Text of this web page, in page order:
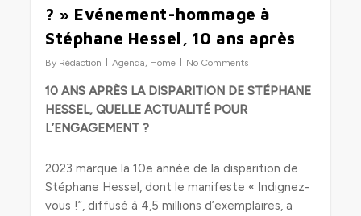
? » Evénement-hommage à
Stéphane Hessel, 10 ans après
By Rédaction Agenda, Home No Comments
10 ANS APRÈS LA DISPARITION DE STÉPHANE
HESSEL, QUELLE ACTUALITÉ POUR
L’ENGAGEMENT ?
2023 marque la 10e année de la disparition de
Stéphane Hessel, dont le manifeste « Indignez-
vous !”, diffusé à 4,5 millions d’exemplaires, a